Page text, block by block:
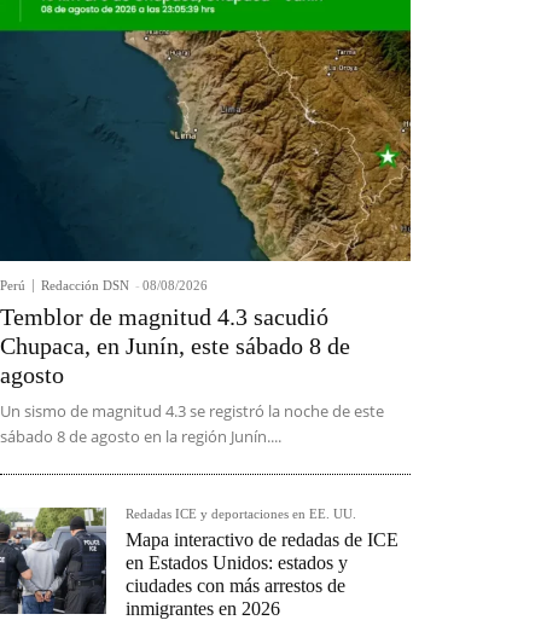
Perú Redacción DSN - 08/08/2026
Temblor de magnitud 4.3 sacudió
Chupaca, en Junín, este sábado 8 de
agosto
Un sismo de magnitud 4.3 se registró la noche de este
sábado 8 de agosto en la región Junín....
Redadas ICE y deportaciones en EE. UU.
Mapa interactivo de redadas de ICE
en Estados Unidos: estados y
ciudades con más arrestos de
inmigrantes en 2026